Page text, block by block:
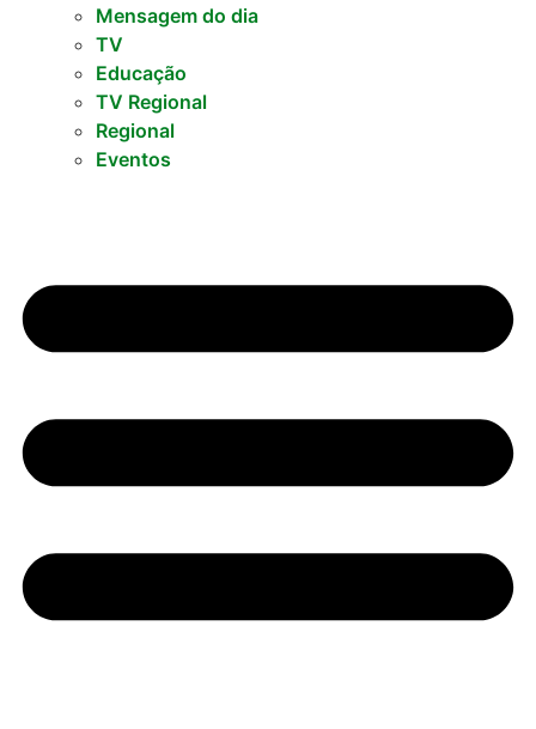
Mensagem do dia
TV
Educação
TV Regional
Regional
Eventos